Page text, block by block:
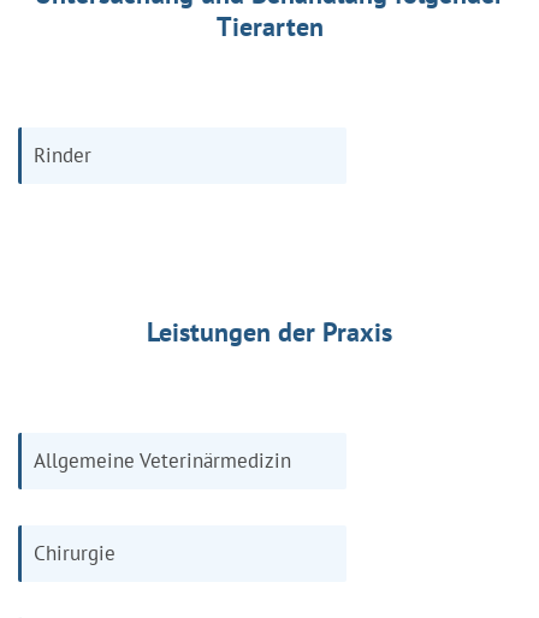
Tierarten
Rinder
Leistungen der Praxis
Allgemeine Veterinärmedizin
Chirurgie